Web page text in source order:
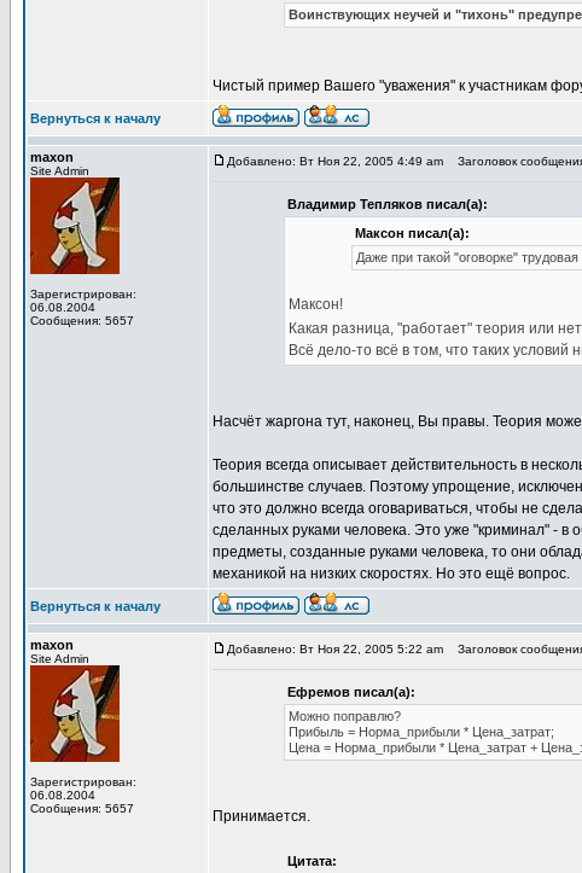
Воинствующих неучей и "тихонь"
Чистый пример Вашего "уважения" к участникам
Вернуться к началу
maxon
Site Admin
Зарегистрирован:
06.08.2004
Сообщения: 5657
Добавлено: Вт Ноя 22, 2005 4:49 am Заголовок
Владимир Тепляков писал(а):
Максон писал(а):
Даже при такой "оговорке"
Максон!
Какая разница, "работает" теория или
Всё дело-то всё в том, что таких условий
Насчёт жаргона тут, наконец, Вы правы. Теория
Теория всегда описывает действительность в
большинстве случаев. Поэтому упрощение,
что это должно всегда оговариваться, чтобы не
сделанных руками человека. Это уже "криминал" - в
предметы, созданные руками человека, то они
механикой на низких скоростях. Но это ещё вопрос.
Вернуться к началу
maxon
Site Admin
Зарегистрирован:
06.08.2004
Сообщения: 5657
Добавлено: Вт Ноя 22, 2005 5:22 am Заголовок
Ефремов писал(а):
Можно поправлю?
Прибыль = Норма_прибыли * Цена_затрат;
Цена = Норма_прибыли * Цена_затрат +
Принимается.
Цитата: